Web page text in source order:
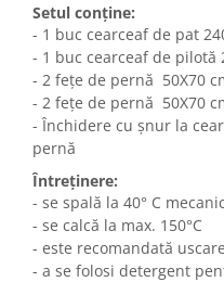
Setul conține:
- 1 buc cearceaf de pat
- 1 buc cearceaf de pilotă
- 2 fețe de pernă 50X70
- 2 fețe de pernă 50X70
- Închidere cu șnur la
pernă
Întreținere:
- se spală la 40° C
- se calcă la max. 150°C
- este recomandată
- a se folosi detergent